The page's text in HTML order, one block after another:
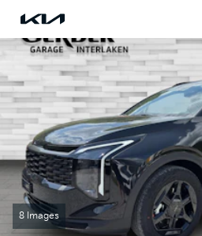
8 Images